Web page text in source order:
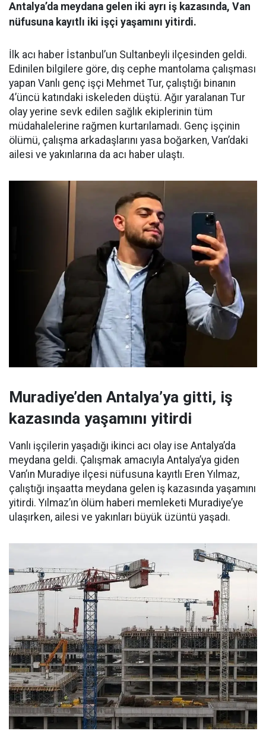
Antalya’da meydana gelen iki ayrı iş kazasında, Van
nüfusuna kayıtlı iki işçi yaşamını yitirdi.
İlk acı haber İstanbul’un Sultanbeyli ilçesinden geldi.
Edinilen bilgilere göre, dış cephe mantolama çalışması
yapan Vanlı genç işçi Mehmet Tur, çalıştığı binanın
4’üncü katındaki iskeleden düştü. Ağır yaralanan Tur
olay yerine sevk edilen sağlık ekiplerinin tüm
müdahalelerine rağmen kurtarılamadı. Genç işçinin
ölümü, çalışma arkadaşlarını yasa boğarken, Van’daki
ailesi ve yakınlarına da acı haber ulaştı.
Muradiye’den Antalya’ya gitti, iş
kazasında yaşamını yitirdi
Vanlı işçilerin yaşadığı ikinci acı olay ise Antalya’da
meydana geldi. Çalışmak amacıyla Antalya’ya giden
Van’ın Muradiye ilçesi nüfusuna kayıtlı Eren Yılmaz,
çalıştığı inşaatta meydana gelen iş kazasında yaşamını
yitirdi. Yılmaz’ın ölüm haberi memleketi Muradiye’ye
ulaşırken, ailesi ve yakınları büyük üzüntü yaşadı.